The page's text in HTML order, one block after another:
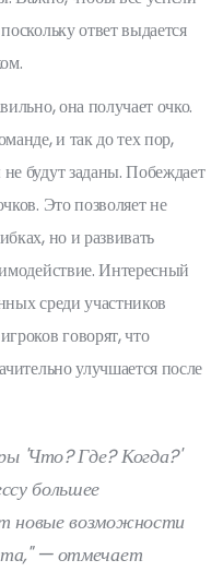
ответ выдается
она получает очко.
и так до тех пор,
будут заданы. Побеждает
Это позволяет не
но и развивать
Интересный
среди участников
говорят, что
улучшается после
'Что? Где? Когда?'
большее
новые возможности
— отмечает